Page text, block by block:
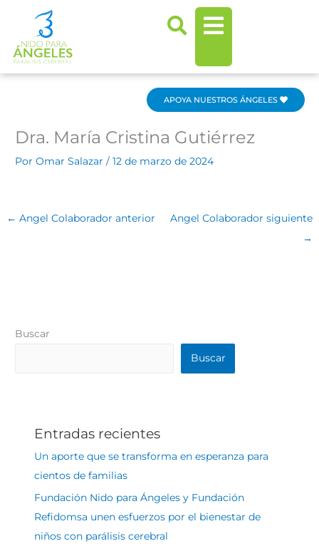
contenido
APOYA NUESTROS ÁNGELES
Dra. María Cristina Gutiérrez
PorOmar Salazar/12 de marzo de 2024
← Angel Colaborador anterior
Angel Colaborador siguiente
→
Buscar
Buscar
Entradas recientes
Un aporte que se transforma en esperanza para
cientos de familias
Fundación Nido para Ángeles y Fundación
Refidomsa unen esfuerzos por el bienestar de
niños con parálisis cerebral